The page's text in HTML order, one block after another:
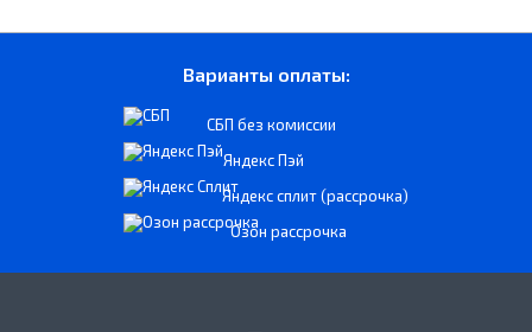
Варианты оплаты:
СБП без комиссии
Яндекс Пэй
Яндекс сплит (рассрочка)
Озон рассрочка